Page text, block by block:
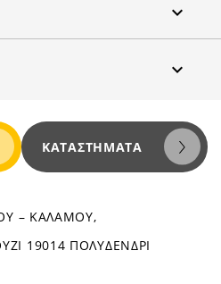


ΚΑΤΑΣΤΉΜΑΤΑ
– ΚΑΛΑΜΟΥ,
19014 ΠΟΛΥΔΕΝΔΡΙ